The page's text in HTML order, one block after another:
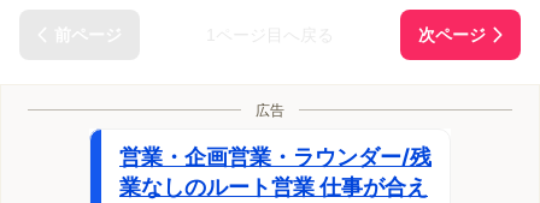
広告
営業・企画営業・ラウンダー/残
業なしのルート営業 仕事が合え